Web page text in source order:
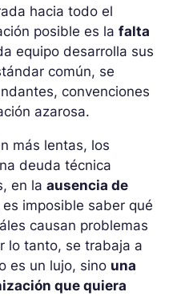
hacia todo el
posible es la falta
equipo desarrolla sus
común, se
convenciones
azarosa.
más lentas, los
deuda técnica
en la ausencia de
es imposible saber qué
causan problemas
lo tanto, se trabaja a
es un lujo, sino una
que quiera